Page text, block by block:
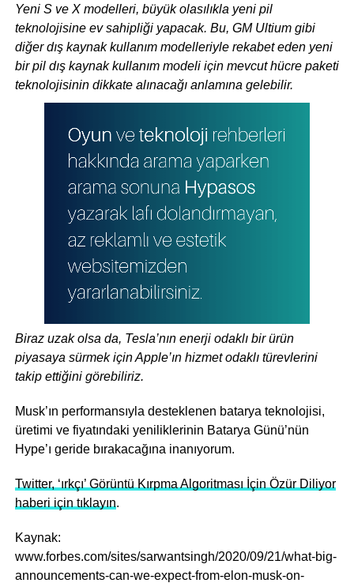
Yeni S ve X modelleri, büyük olasılıkla yeni pil
teknolojisine ev sahipliği yapacak. Bu, GM Ultium gibi
diğer dış kaynak kullanım modelleriyle rekabet eden yeni
bir pil dış kaynak kullanım modeli için mevcut hücre paketi
teknolojisinin dikkate alınacağı anlamına gelebilir.
Biraz uzak olsa da, Tesla’nın enerji odaklı bir ürün
piyasaya sürmek için Apple’ın hizmet odaklı türevlerini
takip ettiğini görebiliriz.
Musk’ın performansıyla desteklenen batarya teknolojisi,
üretimi ve fiyatındaki yeniliklerinin Batarya Günü’nün
Hype’ı geride bırakacağına inanıyorum.
Twitter, ‘ırkçı’ Görüntü Kırpma Algoritması İçin Özür Diliyor
haberi için tıklayın.
Kaynak:
www.forbes.com/sites/sarwantsingh/2020/09/21/what-big-
announcements-can-we-expect-from-elon-musk-on-